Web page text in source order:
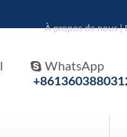
À propos de nous|
 WhatsApp